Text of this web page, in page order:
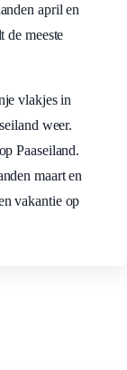
april en
de meeste
vlakjes in
weer.
Paaseiland.
maart en
vakantie op